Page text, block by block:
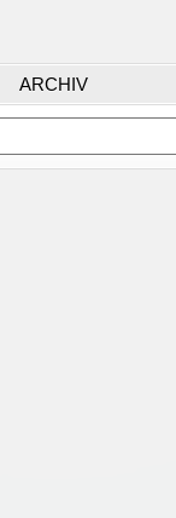
ARCHIV